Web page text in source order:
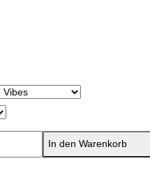
In den Warenkorb